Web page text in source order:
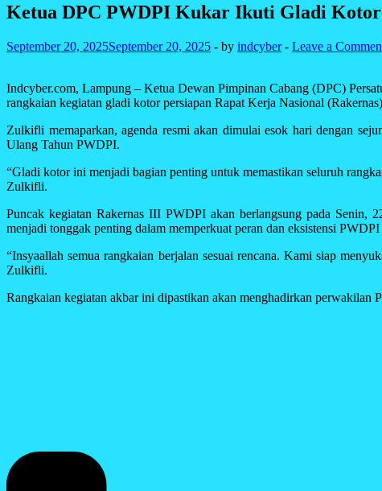
Ketua DPC PWDPI Kukar Ikuti Gladi
September 20, 2025September 20, 2025 - by indcyber- Leave a
Indcyber.com, Lampung – Ketua Dewan Pimpinan Cabang (DPC)
rangkaian kegiatan gladi kotor persiapan Rapat Kerja Nasional
Zulkifli memaparkan, agenda resmi akan dimulai esok hari dengan
Ulang Tahun PWDPI.
“Gladi kotor ini menjadi bagian penting untuk memastikan seluruh
Zulkifli.
Puncak kegiatan Rakernas III PWDPI akan berlangsung pada Senin,
menjadi tonggak penting dalam memperkuat peran dan eksistensi
“Insyaallah semua rangkaian berjalan sesuai rencana. Kami siap
Zulkifli.
Rangkaian kegiatan akbar ini dipastikan akan menghadirkan perwakilan